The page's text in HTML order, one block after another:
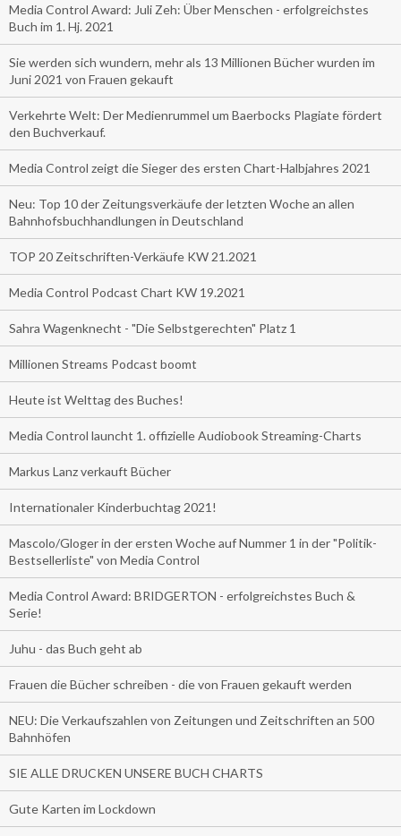
Media Control Award: Juli Zeh: Über Menschen - erfolgreichstes
Buch im 1. Hj. 2021
Sie werden sich wundern, mehr als 13 Millionen Bücher wurden im
Juni 2021 von Frauen gekauft
Verkehrte Welt: Der Medienrummel um Baerbocks Plagiate fördert
den Buchverkauf.
Media Control zeigt die Sieger des ersten Chart-Halbjahres 2021
Neu: Top 10 der Zeitungsverkäufe der letzten Woche an allen
Bahnhofsbuchhandlungen in Deutschland
TOP 20 Zeitschriften-Verkäufe KW 21.2021
Media Control Podcast Chart KW 19.2021
Sahra Wagenknecht - "Die Selbstgerechten" Platz 1
Millionen Streams Podcast boomt
Heute ist Welttag des Buches!
Media Control launcht 1. offizielle Audiobook Streaming-Charts
Markus Lanz verkauft Bücher
Internationaler Kinderbuchtag 2021!
Mascolo/Gloger in der ersten Woche auf Nummer 1 in der "Politik-
Bestsellerliste" von Media Control
Media Control Award: BRIDGERTON - erfolgreichstes Buch &
Serie!
Juhu - das Buch geht ab
Frauen die Bücher schreiben - die von Frauen gekauft werden
NEU: Die Verkaufszahlen von Zeitungen und Zeitschriften an 500
Bahnhöfen
SIE ALLE DRUCKEN UNSERE BUCH CHARTS
Gute Karten im Lockdown